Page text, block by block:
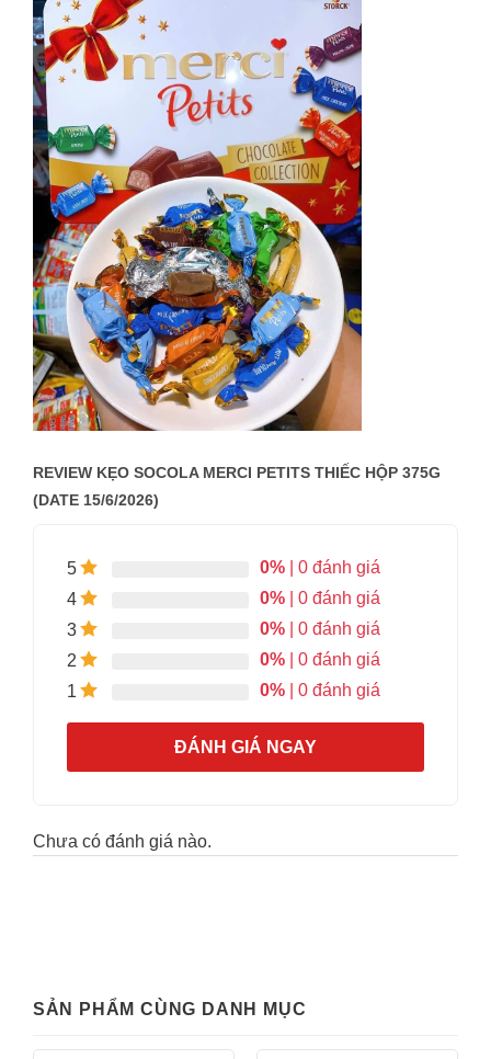
REVIEW KẸO SOCOLA MERCI PETITS THIẾC HỘP 375G
(DATE 15/6/2026)
5 0% | 0 đánh giá
4
0% | 0 đánh giá
3
0% | 0 đánh giá
2
0% | 0 đánh giá
1
0% | 0 đánh giá
ĐÁNH GIÁ NGAY
Chưa có đánh giá nào.
SẢN PHẨM CÙNG DANH MỤC